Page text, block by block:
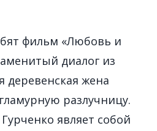
фильм «Любовь и
диалог из
деревенская жена
разлучницу.
являет собой